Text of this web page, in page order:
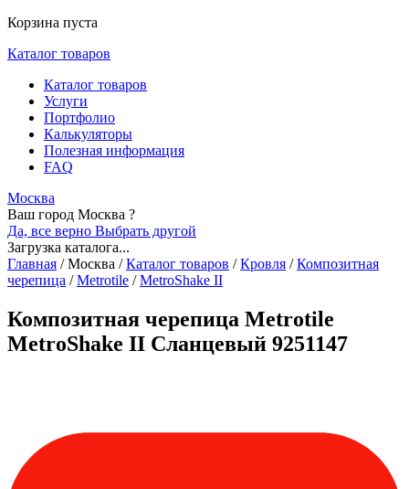
Корзина пуста
Каталог товаров
Каталог товаров
Услуги
Портфолио
Калькуляторы
Полезная информация
FAQ
Москва
Ваш город Москва ?
Да, все верно Выбрать другой
Загрузка каталога...
Главная /Москва / Каталог товаров / Кровля / Композитная
черепица / Metrotile / MetroShake II
Композитная черепица Metrotile
MetroShake II Сланцевый 9251147